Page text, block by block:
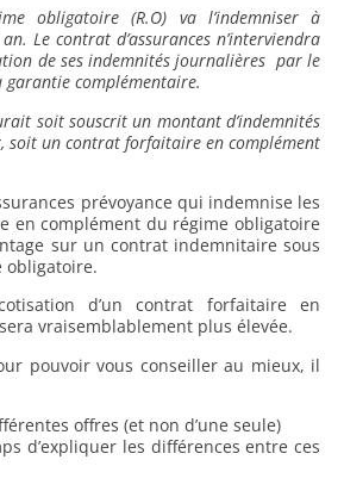
obligatoire (R.O) va l’indemniser à
Le contrat d’assurances n’interviendra
de ses indemnités journalières par le
garantie complémentaire.
soit souscrit un montant d’indemnités
soit un contrat forfaitaire en complément
prévoyance qui indemnise les
en complément du régime obligatoire
sur un contrat indemnitaire sous
obligatoire.
d’un contrat forfaitaire en
vraisemblablement plus élevée.
pouvoir vous conseiller au mieux, il
offres (et non d’une seule)
d’expliquer les différences entre ces